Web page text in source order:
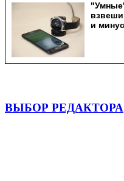
ВЫБОР РЕДАКТОРА